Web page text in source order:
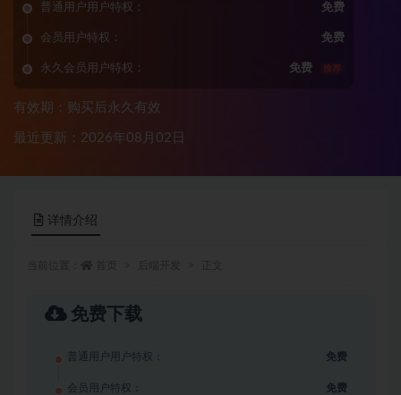
普通用户用户特权： 免费
会员用户特权： 免费
永久会员用户特权： 免费 推荐
有效期：购买后永久有效
最近更新：2026年08月02日
详情介绍
免费下载
普通用户用户特权： 免费
会员用户特权： 免费